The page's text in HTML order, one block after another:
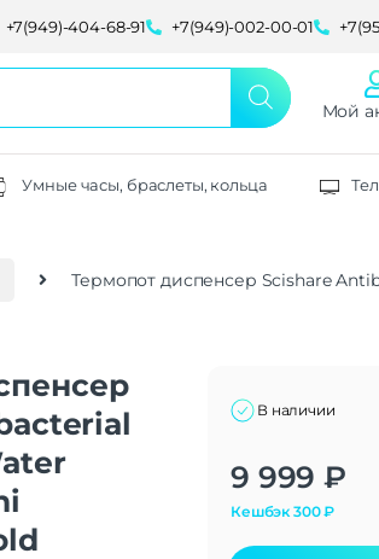
+7(949)-404-68-91 +7(949)-002-00-01
Мой
Умные часы, браслеты, кольца
Термопот диспенсер Scishare
В наличии
9 999 ₽
Кешбэк300₽
Alternative: